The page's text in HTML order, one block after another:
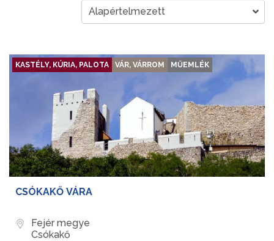
KASTÉLY, KÚRIA, PALOTA VÁR, VÁRROM MŰEMLÉK
CSÓKAKŐ VÁRA
Fejér megye
Csókakő